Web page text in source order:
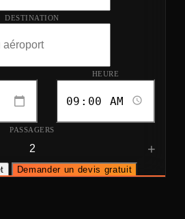
DESTINATION
HEURE
PASSAGERS
+
Demander un devis gratuit